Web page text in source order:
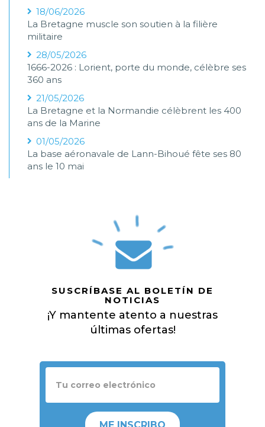
18/06/2026
La Bretagne muscle son soutien à la filière
militaire
28/05/2026
1666-2026 : Lorient, porte du monde, célèbre ses
360 ans
21/05/2026
La Bretagne et la Normandie célèbrent les 400
ans de la Marine
01/05/2026
La base aéronavale de Lann-Bihoué fête ses 80
ans le 10 mai
SUSCRÍBASE AL BOLETÍN DE
NOTICIAS
¡Y mantente atento a nuestras
últimas ofertas!